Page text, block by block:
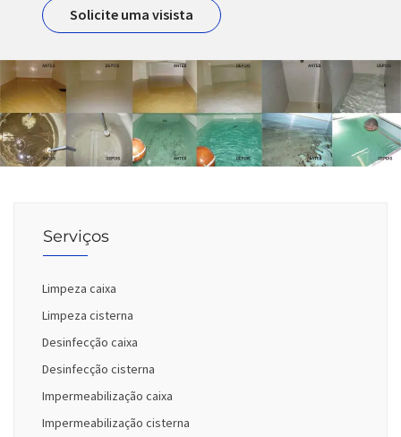
Solicite uma visista
Serviços
Limpeza caixa
Limpeza cisterna
Desinfecção caixa
Desinfecção cisterna
Impermeabilização caixa
Impermeabilização cisterna